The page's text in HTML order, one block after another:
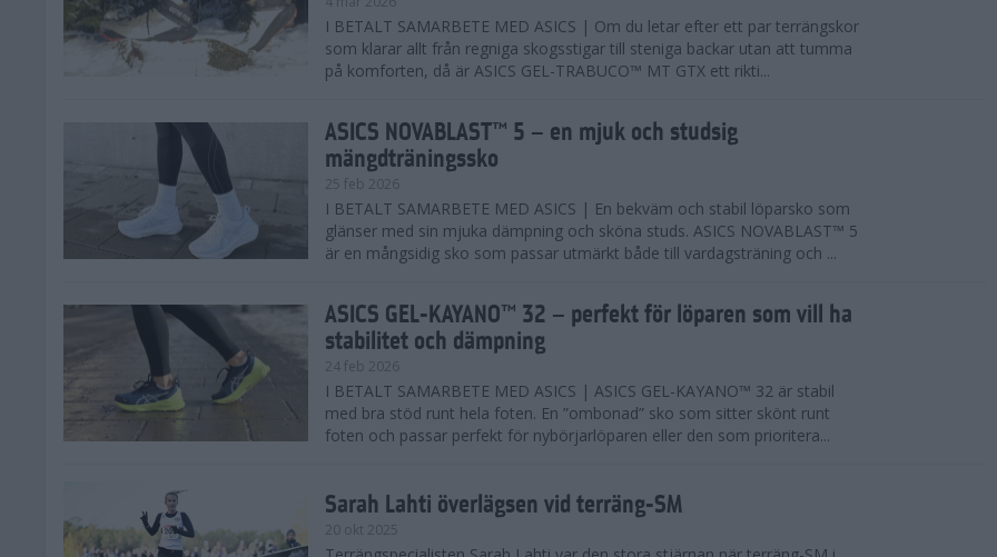
I BETALT SAMARBETE MED ASICS | Om du letar efter ett par terrängskor
som klarar allt från regniga skogsstigar till steniga backar utan att tumma
på komforten, då är ASICS GEL-TRABUCO™ MT GTX ett rikti...
ASICS NOVABLAST™ 5 – en mjuk och studsig
mängdträningssko
25 feb 2026
I BETALT SAMARBETE MED ASICS | En bekväm och stabil löparsko som
glänser med sin mjuka dämpning och sköna studs. ASICS NOVABLAST™ 5
är en mångsidig sko som passar utmärkt både till vardagsträning och ...
ASICS GEL-KAYANO™ 32 – perfekt för löparen som vill ha
stabilitet och dämpning
24 feb 2026
I BETALT SAMARBETE MED ASICS | ASICS GEL-KAYANO™ 32 är stabil
med bra stöd runt hela foten. En ”ombonad” sko som sitter skönt runt
foten och passar perfekt för nybörjarlöparen eller den som prioritera...
Sarah Lahti överlägsen vid terräng-SM
20 okt 2025